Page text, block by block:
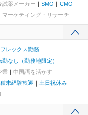
試薬メーカー SMO
CMO
ーケティング・リサーチ
フレックス勤務
勤なし（勤務地限定）
業
中国語を活かす
未経験歓迎
土日祝休み